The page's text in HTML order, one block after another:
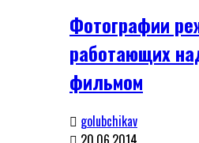
Фотографии
работающих
фильмом
golubchikav